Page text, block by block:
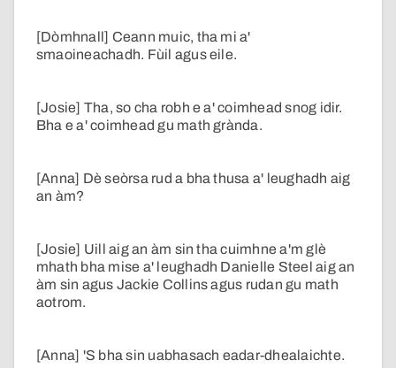
[Dòmhnall] Ceann muic, tha mi a'
smaoineachadh. Fùil agus eile.
[Josie] Tha, so cha robh e a' coimhead snog idir.
Bha e a' coimhead gu math grànda.
[Anna] Dè seòrsa rud a bha thusa a' leughadh aig
an àm?
[Josie] Uill aig an àm sin tha cuimhne a'm glè
mhath bha mise a' leughadh Danielle Steel aig an
àm sin agus Jackie Collins agus rudan gu math
aotrom.
[Anna] 'S bha sin uabhasach eadar-dhealaichte.